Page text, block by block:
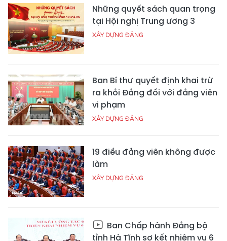
Những quyết sách quan trọng
tại Hội nghị Trung ương 3
XÂY DỰNG ĐẢNG
Ban Bí thư quyết định khai trừ
ra khỏi Đảng đối với đảng viên
vi phạm
XÂY DỰNG ĐẢNG
19 điều đảng viên không được
làm
XÂY DỰNG ĐẢNG
Ban Chấp hành Đảng bộ
tỉnh Hà Tĩnh sơ kết nhiệm vụ 6